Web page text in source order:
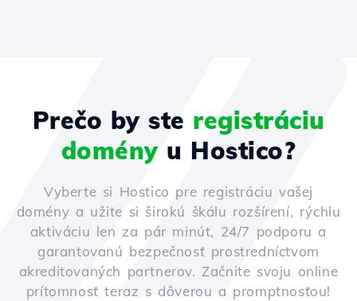
Prečo by ste registráciu
doményu Hostico?
Vyberte si Hostico pre registráciu vašej
domény a užite si širokú škálu rozšírení, rýchlu
aktiváciu len za pár minút, 24/7 podporu a
garantovanú bezpečnosť prostredníctvom
akreditovaných partnerov. Začnite svoju online
prítomnosť teraz s dôverou a promptnosťou!